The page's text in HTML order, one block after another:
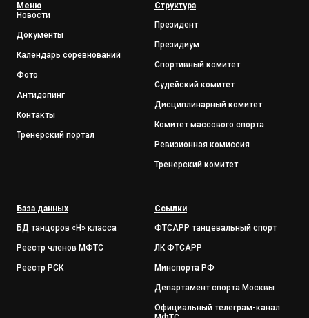
Меню
Новости
Документы
Календарь соревнований
Фото
Антидопинг
Контакты
Тренерский портал
Структура
Президент
Президиум
Спортивный комитет
Судейский комитет
Дисциплинарный комитет
Комитет массового спорта
Ревизионная комиссия
Тренерский комитет
База данных
БД танцоров «Н» класса
Реестр членов МФТС
Реестр РСК
Ссылки
ФТСАРР танцевальный спорт
ЛК ФТСАРР
Минспорта РФ
Департамент спорта Москвы
Официальный телеграм-канал